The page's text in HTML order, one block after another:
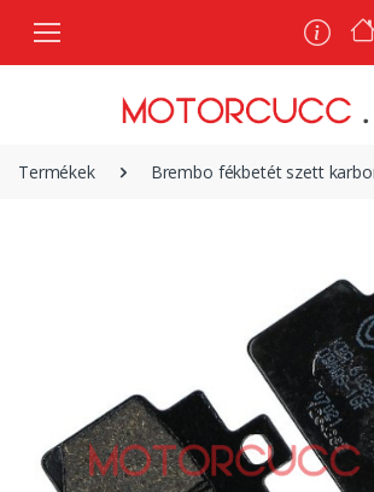
Termékek Brembo fékbetét szett